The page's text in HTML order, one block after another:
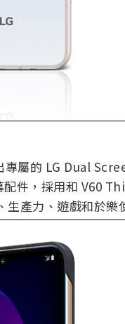
專屬的 LG Dual
件，採用和 V60
產力、遊戲和於樂